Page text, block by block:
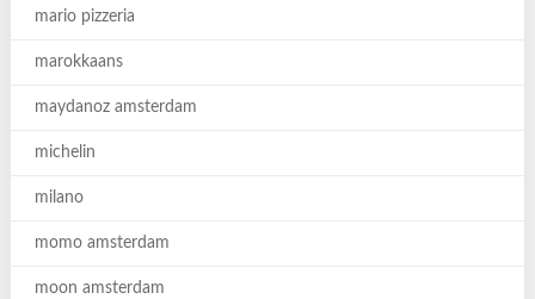
mario pizzeria
marokkaans
maydanoz amsterdam
michelin
milano
momo amsterdam
moon amsterdam